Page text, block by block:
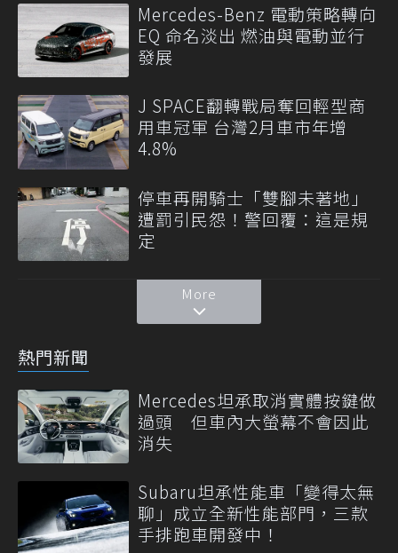
Mercedes-Benz 電動策略轉向
EQ 命名淡出 燃油與電動並行
發展
J SPACE翻轉戰局奪回輕型商
用車冠軍 台灣2月車市年增
4.8%
停車再開騎士「雙腳未著地」
遭罰引民怨！警回覆：這是規
定
More
熱門新聞
Mercedes坦承取消實體按鍵做
過頭 但車內大螢幕不會因此
消失
Subaru坦承性能車「變得太無
聊」成立全新性能部門，三款
手排跑車開發中！